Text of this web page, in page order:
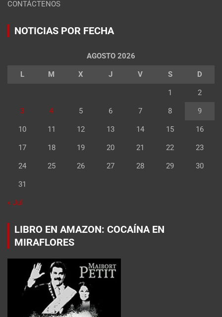
CONTÁCTENOS
NOTICIAS POR FECHA
AGOSTO 2026
L M X J V S D
1 2
3 4 5 6 7 8 9
10 11 12 13 14 15 16
17 18 19 20 21 22 23
24 25 26 27 28 29 30
31
« Jul
LIBRO EN AMAZON: COCAÍNA EN
MIRAFLORES